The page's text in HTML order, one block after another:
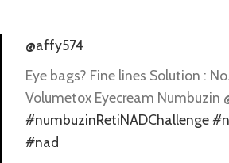
@affy574
Eye bags? Fine lines Solution :
Volumetox Eyecream Numbuzin
#numbuzinRetiNADChallenge
#nad